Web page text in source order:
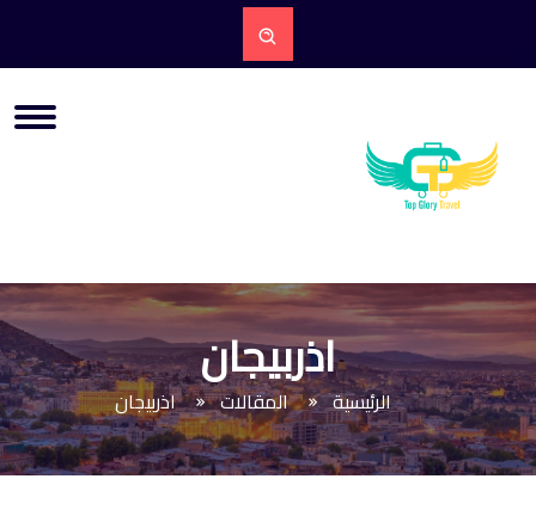
اذربيجان
الرئيسية المقالات اذربيجان